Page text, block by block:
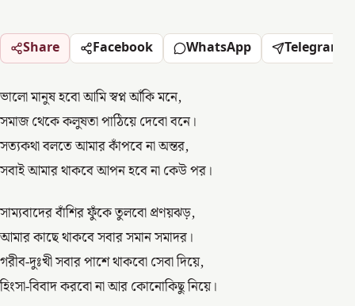
Share Facebook WhatsApp Telegram
ভালো মানুষ হবো আমি স্বপ্ন আঁকি মনে,
সমাজ থেকে কলুষতা পাঠিয়ে দেবো বনে।
সত্যকথা বলতে আমার কাঁপবে না অন্তর,
সবাই আমার থাকবে আপন হবে না কেউ পর।
সাম্যবাদের বাঁশির ফুঁকে তুলবো প্রণয়ঝড়,
আমার কাছে থাকবে সবার সমান সমাদর।
গরীব-দুঃখী সবার পাশে থাকবো সেবা দিয়ে,
হিংসা-বিবাদ করবো না আর কোনোকিছু নিয়ে।